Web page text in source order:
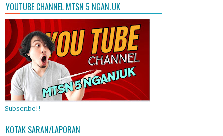
YOUTUBE CHANNEL MTSN 5 NGANJUK
Subscribe!!
KOTAK SARAN/LAPORAN